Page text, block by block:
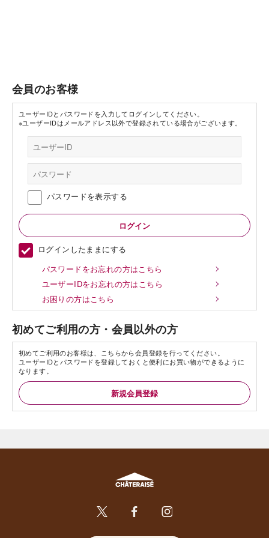
会員のお客様
ユーザーIDとパスワードを入力してログインしてください。
※ユーザーIDはメールアドレス以外で登録されている場合がございます。
パスワードを表示する
ログインしたままにする
パスワードをお忘れの方はこちら
ユーザーIDをお忘れの方はこちら
お困りの方はこちら
初めてご利用の方・会員以外の方
初めてご利用のお客様は、こちらから会員登録を行ってください。
ユーザーIDとパスワードを登録しておくと便利にお買い物ができるように
なります。